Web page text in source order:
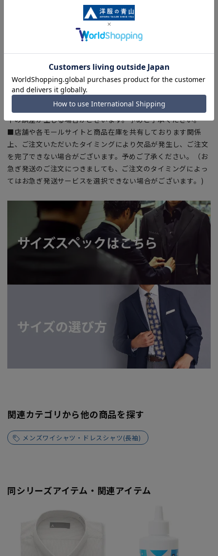
【シルエット】《細め(スリム)》 (当社比)
【商品に関するご注意】
■ブラウザやお使いのモニター環境、室内外等の撮影時の環境
下での光加減により、実際の商品と掲載画像の色味が異なる場
合がございます。
■生地や仕様・デザインにより、着用感や実際のサイズ表に若
干の誤差が生じる場合がございます。予めご了承ください。
■店舗や各モールサイトと商品在庫を共有しております関係
上、ご注文いただいたタイミングにより欠品が発生し、ご注文
を完了できない場合がございます。予めご了承ください。（お
急ぎ発送のご注文につきましても、ご注文のタイミングによっ
てはお急ぎ発送サービスを選択できない場合がございます。)
関連カテゴリから他の商品を探す
メンズワイシャツ・ドレスシャツ(長袖)
同シリーズアイテム・関連アイテム